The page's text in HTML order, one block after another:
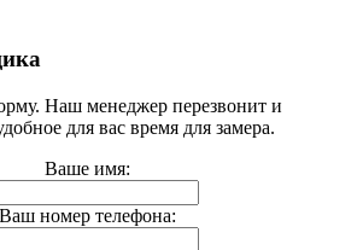
Наш менеджер перезвонит и
для вас время для замера.
Ваше имя:
Ваш номер телефона: